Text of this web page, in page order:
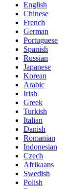
English
Chinese
French
German
Portuguese
Spanish
Russian
Japanese
Korean
Arabic
Irish
Greek
Turkish
Italian
Danish
Romanian
Indonesian
Czech
Afrikaans
Swedish
Polish